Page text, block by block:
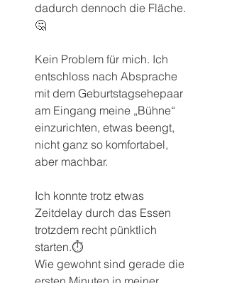
dadurch dennoch die Fläche.
🤔
Kein Problem für mich. Ich
entschloss nach Absprache
mit dem Geburtstagsehepaar
am Eingang meine „Bühne“
einzurichten, etwas beengt,
nicht ganz so komfortabel,
aber machbar.
Ich konnte trotz etwas
Zeitdelay durch das Essen
trotzdem recht pünktlich
starten.⏱️
Wie gewohnt sind gerade die